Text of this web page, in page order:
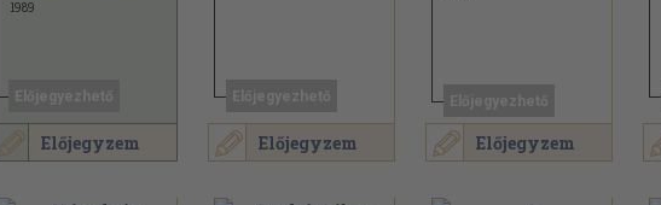
Előjegyzem
1989
Előjegyzem Előjegyzem